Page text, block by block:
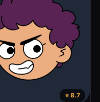
⭐ 8.7